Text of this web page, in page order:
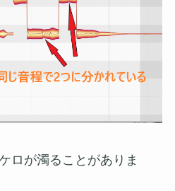
ロが濁ることがありま